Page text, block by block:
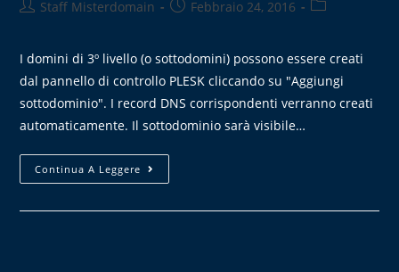
Staff Misterdomain Febbraio 24, 2016
I domini di 3º livello (o sottodomini) possono essere creati
dal pannello di controllo PLESK cliccando su "Aggiungi
sottodominio". I record DNS corrispondenti verranno creati
automaticamente. Il sottodominio sarà visibile…
Continua A Leggere